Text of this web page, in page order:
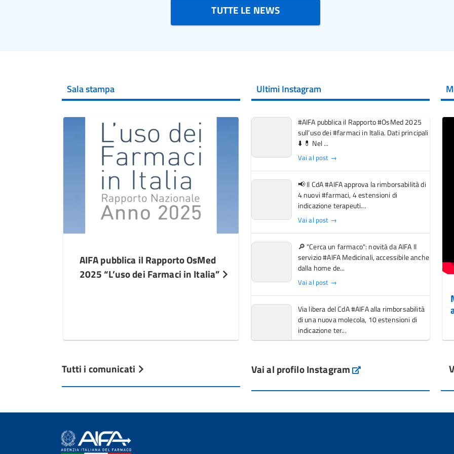
TUTTE LE NEWS
Sala stampa
AIFA pubblica il Rapporto OsMed
2025 “L’uso dei Farmaci in Italia”
Tutti i comunicati
Ultimi Instagram
#AIFA pubblica il Rapporto #OsMed 2025
sull’uso dei #farmaci in Italia. Dati principali
⬇️ 💊 Nel ...
Vai al post →
📢 Il CdA #AIFA approva la rimborsabilità di
4 nuovi #farmaci, 4 estensioni di
indicazione terapeuti...
Vai al post →
🔎 "Cerca un farmaco": novità da AIFA Il
servizio #AIFA Medicinali, accessibile anche
dalla home de...
Vai al post →
Via libera del CdA #AIFA alla rimborsabilità
di una nuova molecola, 10 estensioni di
indicazione ter...
L'Italia si conferma tra i primi Paesi europei
dal Servi...
Vai al profilo Instagram Instagram